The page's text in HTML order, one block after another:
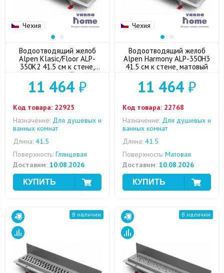
Чехия
Водоотводящий желоб
Alpen Klasic/Floor ALP-
350K2 41.5 см к стене,
глянцевый
11 464 ₽
Код товара: 22925
Назначение: Для душевых и
ванных комнат
Длина: 41.5
Поверхность: Глянцевая
Доставим: 10.08.2026
Чехия
Водоотводящий желоб
Alpen Harmony ALP-350H3
41.5 см к стене, матовый
11 464 ₽
Код товара: 22768
Назначение: Для душевых и
ванных комнат
Длина: 41.5
Поверхность: Матовая
Доставим: 10.08.2026
В наличии В наличии